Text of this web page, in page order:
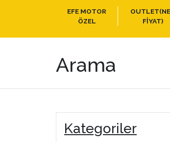
EFE MOTOR
ÖZEL
FİYAT)
Arama
Kategoriler